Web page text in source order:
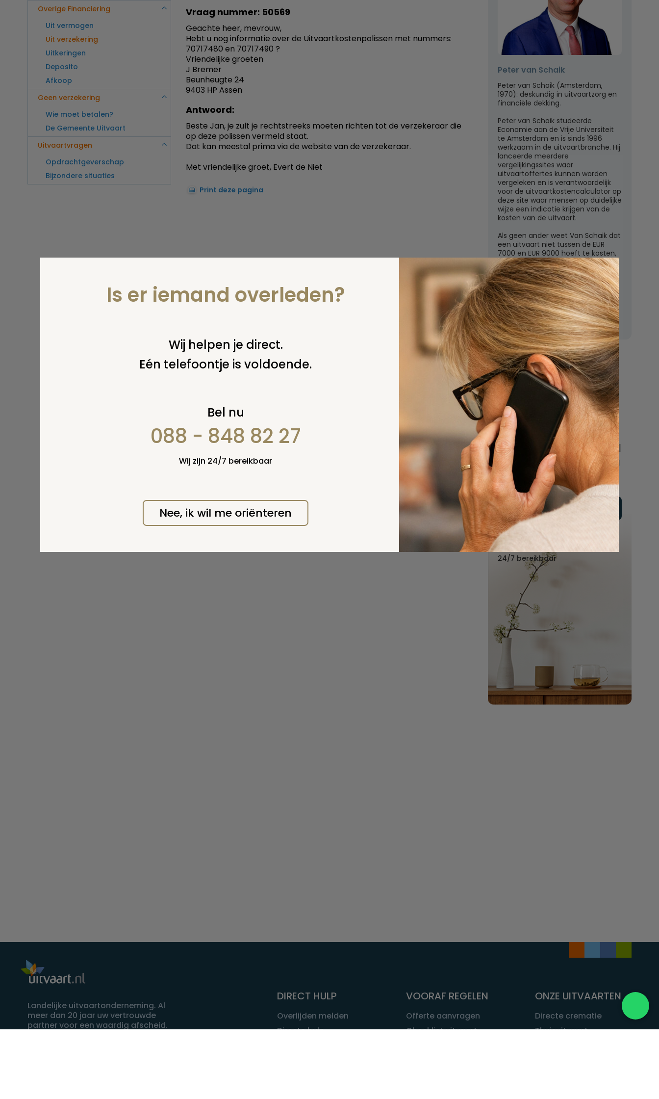
Overige Financiering
Uit vermogen
Uit verzekering
Uitkeringen
Deposito
Afkoop
Geen verzekering
Wie moet betalen?
De Gemeente Uitvaart
Uitvaartvragen
Opdrachtgeverschap
Bijzondere situaties
Vraag nummer: 50569
Geachte heer, mevrouw,
Hebt u nog informatie over de Uitvaartkostenpolissen met nummers:
70717480 en 70717490 ?
Vriendelijke groeten
J Bremer
Beunheugte 24
9403 HP Assen
Antwoord:
Beste Jan, je zult je rechtstreeks moeten richten tot de verzekeraar die
op deze polissen vermeld staat.
Dat kan meestal prima via de website van de verzekeraar.
Met vriendelijke groet, Evert de Niet
Print deze pagina
Peter van Schaik
Peter van Schaik (Amsterdam,
1970): deskundig in uitvaartzorg en
financiële dekking.
Peter van Schaik studeerde
Economie aan de Vrije Universiteit
te Amsterdam en is sinds 1996
werkzaam in de uitvaartbranche. Hij
lanceerde meerdere
vergelijkingssites waar
uitvaartoffertes kunnen worden
vergeleken en is verantwoordelijk
voor de uitvaartkostencalculator op
deze site waar mensen op duidelijke
wijze een indicatie krijgen van de
kosten van de uitvaart.
Als geen ander weet Van Schaik dat
een uitvaart niet tussen de EUR
7000 en EUR 9000 hoeft te kosten,
zoals de grote uitvaartverzekeraars
vaak beweren. In deze rubriek
beantwoordt Van Schaik vragen
over uitvaartkosten en financiele
dekking.
Nu
een uitvaart
regelen
Beschrijf uw wensen
online of bel ons geheel
vrijblijvend voor hulp na
een overlijden.
Vul hier uw wensen in
Of bel ons:
088 - 848 82 27
24/7 bereikbaar
Landelijke uitvaartonderneming. Al
meer dan 20 jaar uw vertrouwde
partner voor een waardig afscheid.
DIRECT HULP
Overlijden melden
Directe hulp
VOORAF REGELEN
Offerte aanvragen
Checklist uitvaart
ONZE UITVAARTEN
Directe crematie
Thuisuitvaart
Is er iemand overleden?
Wij helpen je direct.
Eén telefoontje is voldoende.
Bel nu
088 - 848 82 27
Wij zijn 24/7 bereikbaar
Nee, ik wil me oriënteren